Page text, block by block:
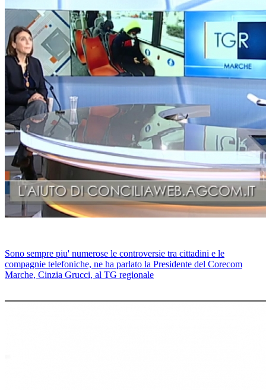
Sono sempre piu' numerose le controversie tra cittadini e le
compagnie telefoniche, ne ha parlato la Presidente del Corecom
Marche, Cinzia Grucci, al TG regionale